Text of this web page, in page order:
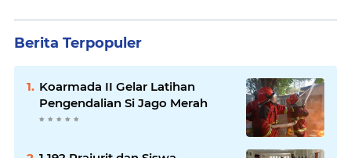
Berita Terpopuler
Koarmada II Gelar Latihan
Pengendalian Si Jago Merah